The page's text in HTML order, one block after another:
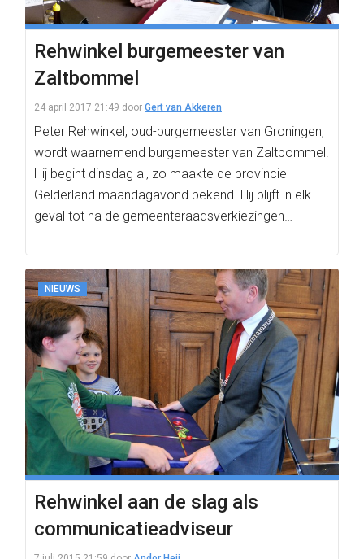
Rehwinkel burgemeester van
Zaltbommel
24 april 2017 21:49 door Gert van Akkeren
Peter Rehwinkel, oud-burgemeester van Groningen,
wordt waarnemend burgemeester van Zaltbommel.
Hij begint dinsdag al, zo maakte de provincie
Gelderland maandagavond bekend. Hij blijft in elk
geval tot na de gemeenteraadsverkiezingen…
NIEUWS
Rehwinkel aan de slag als
communicatieadviseur